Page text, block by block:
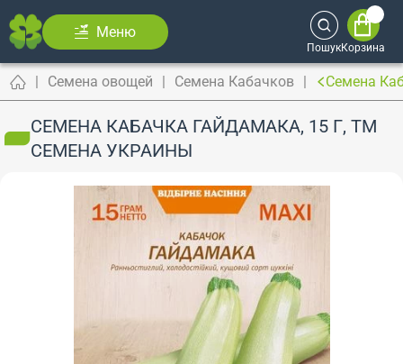
Меню
ПошукКорзина
Семена овощей Семена Кабачков Семена
СЕМЕНА КАБАЧКА ГАЙДАМАКА, 15 Г, ТМ
СЕМЕНА УКРАИНЫ